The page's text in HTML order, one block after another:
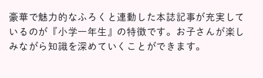
豪華で魅力的なふろくと連動した本誌記事が充実して
いるのが『小学一年生』の特徴です。お子さんが楽し
みながら知識を深めていくことができます。